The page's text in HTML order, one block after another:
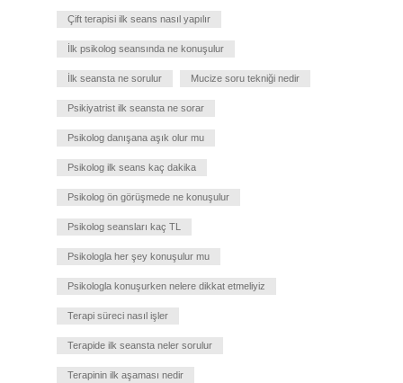
Çift terapisi ilk seans nasıl yapılır
İlk psikolog seansında ne konuşulur
İlk seansta ne sorulur Mucize soru tekniği nedir
Psikiyatrist ilk seansta ne sorar
Psikolog danışana aşık olur mu
Psikolog ilk seans kaç dakika
Psikolog ön görüşmede ne konuşulur
Psikolog seansları kaç TL
Psikologla her şey konuşulur mu
Psikologla konuşurken nelere dikkat etmeliyiz
Terapi süreci nasıl işler
Terapide ilk seansta neler sorulur
Terapinin ilk aşaması nedir